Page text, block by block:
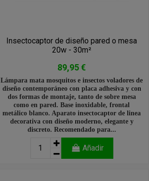
Insectocaptor de diseño pared o mesa
20w - 30m²
89,95 €
Lámpara mata mosquitos e insectos voladores de
diseño contemporáneo con placa adhesiva y con
dos formas de montaje, tanto de sobre mesa
como en pared. Base inoxidable, frontal
metálico blanco. Aparato insectocaptor de linea
decorativa con diseño moderno, elegante y
discreto. Recomendado para...
Añadir